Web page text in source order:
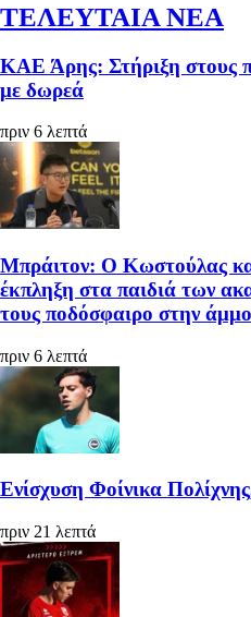
ΤΕΛΕΥΤΑΙΑ ΝΕΑ
ΚΑΕ Άρης: Στήριξη στους
με δωρεά
πριν 6 λεπτά
Μπράιτον: Ο Κωστούλας
έκπληξη στα παιδιά των
τους ποδόσφαιρο στην άμμο
πριν 6 λεπτά
Ενίσχυση Φοίνικα
πριν 21 λεπτά